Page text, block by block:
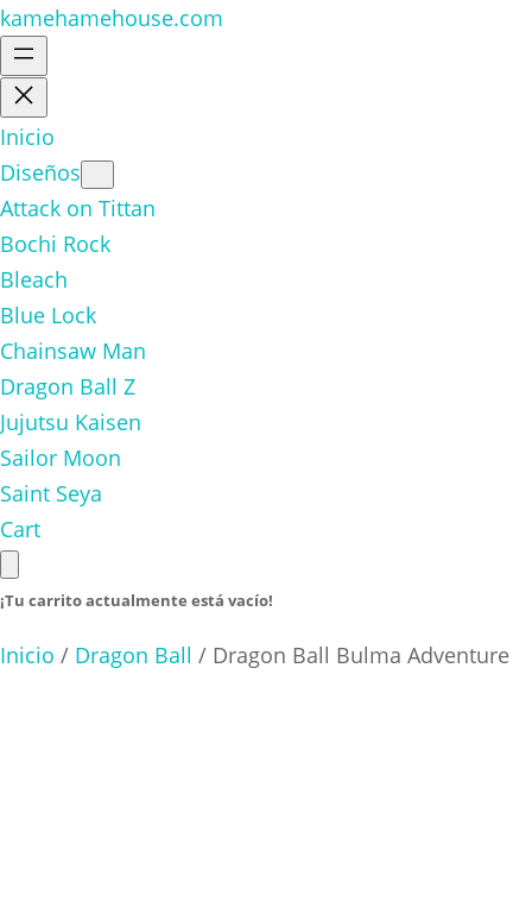
kamehamehouse.com
Inicio
Diseños
Attack on Tittan
Bochi Rock
Bleach
Blue Lock
Chainsaw Man
Dragon Ball Z
Jujutsu Kaisen
Sailor Moon
Saint Seya
Cart
¡Tu carrito actualmente está vacío!
Inicio / Dragon Ball / Dragon Ball Bulma Adventure